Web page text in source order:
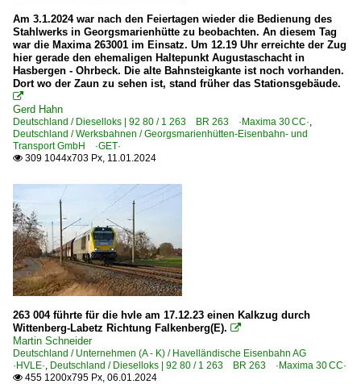
Am 3.1.2024 war nach den Feiertagen wieder die Bedienung des
Stahlwerks in Georgsmarienhütte zu beobachten. An diesem Tag
war die Maxima 263001 im Einsatz. Um 12.19 Uhr erreichte der Zug
hier gerade den ehemaligen Haltepunkt Augustaschacht in
Hasbergen - Ohrbeck. Die alte Bahnsteigkante ist noch vorhanden.
Dort wo der Zaun zu sehen ist, stand früher das Stationsgebäude.

Gerd Hahn
Deutschland / Dieselloks | 92 80 / 1 263 BR 263 ·Maxima 30 CC·,
Deutschland / Werksbahnen / Georgsmarienhütten-Eisenbahn- und
Transport GmbH ·GET·
 309 1044x703 Px, 11.01.2024
263 004 führte für die hvle am 17.12.23 einen Kalkzug durch
Wittenberg-Labetz Richtung Falkenberg(E). 
Martin Schneider
Deutschland / Unternehmen (A - K) / Havelländische Eisenbahn AG
·HVLE·, Deutschland / Dieselloks | 92 80 / 1 263 BR 263 ·Maxima 30 CC·
 455 1200x795 Px, 06.01.2024